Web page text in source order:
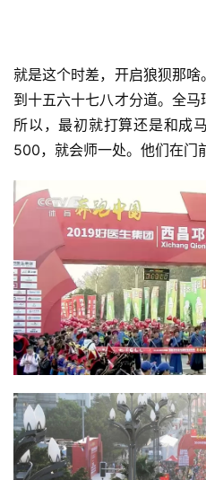
就是这个时差，开启狼狈那
到十五六十七八才分道。全马
所以，最初就打算还是和成
500，就会师一处。他们在门